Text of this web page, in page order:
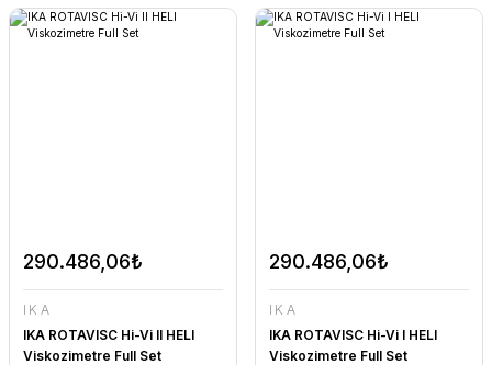
290.486,06₺
IKA
IKA ROTAVISC Hi-Vi II HELI
Viskozimetre Full Set
290.486,06₺
IKA
IKA ROTAVISC Hi-Vi I HELI
Viskozimetre Full Set